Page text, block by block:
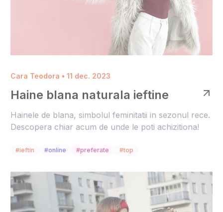
Cara Teodora • 11 dec. 2023
Haine blana naturala ieftine
Hainele de blana, simbolul feminitatii in sezonul rece.
Descopera chiar acum de unde le poti achizitiona!
#ieftin #online #preferate #top